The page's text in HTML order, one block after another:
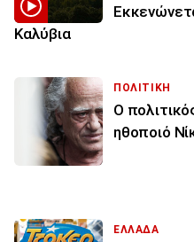
Καλύβια
ΠΟΛΙΤΙΚΗ
Ο
ηθοποιό
ΕΛΛΑΔΑ